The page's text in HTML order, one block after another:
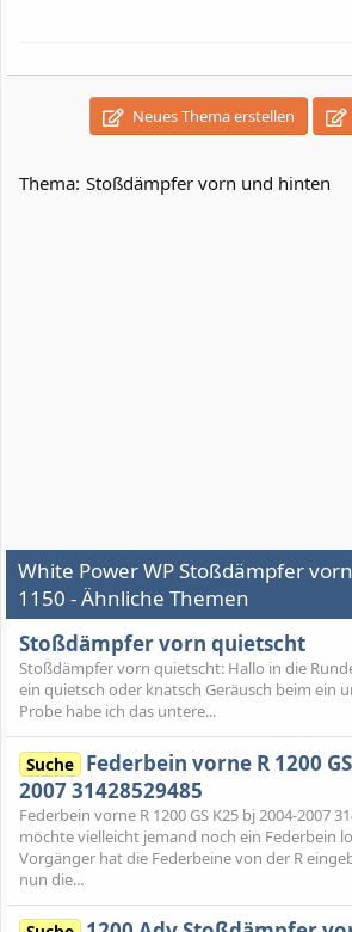
Neues Thema erstellen
Thema: Stoßdämpfer vorn und hinten
White Power WP Stoßdämpfer
1150 - Ähnliche Themen
Stoßdämpfer vorn quietscht
Stoßdämpfer vorn quietscht: Hallo in die
ein quietsch oder knatsch Geräusch beim ein
Probe habe ich das untere...
Suche Federbein vorne R 1200
2007 31428529485
Federbein vorne R 1200 GS K25 bj 2004-2007
möchte vielleicht jemand noch ein Federbein
Vorgänger hat die Federbeine von der R
nun die...